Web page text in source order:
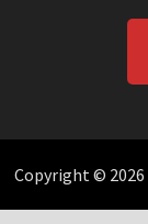
Copyright © 2026